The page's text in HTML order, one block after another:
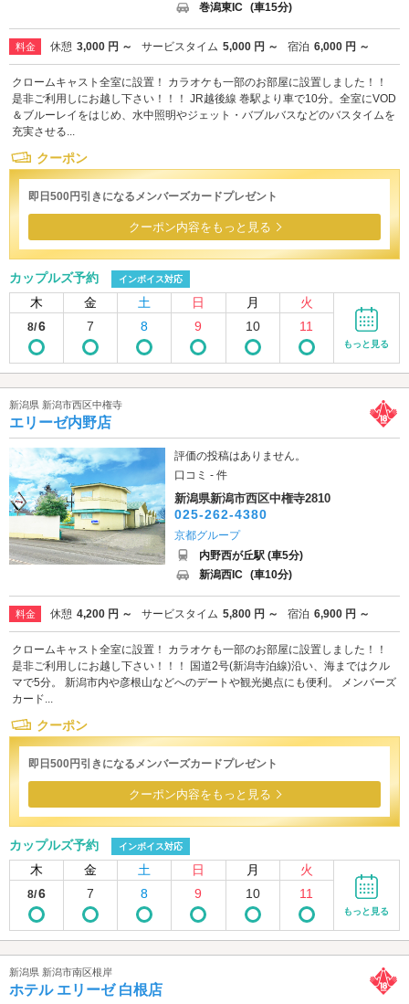
巻潟東IC (車15分)
料金 休憩 3,000 円 ～ サービスタイム 5,000 円 ～ 宿泊 6,000 円 ～
クロームキャスト全室に設置！ カラオケも一部のお部屋に設置しました！！
是非ご利用しにお越し下さい！！！ JR越後線 巻駅より車で10分。全室にVOD
＆ブルーレイをはじめ、水中照明やジェット・バブルバスなどのバスタイムを
充実させる...
クーポン
即日500円引きになるメンバーズカードプレゼント
クーポン内容をもっと見る
カップルズ予約 インボイス対応
木 金 土 日 月 火
8/6 7 8 9 10 11
もっと見る
新潟県 新潟市西区中権寺
エリーゼ内野店
評価の投稿はありません。
口コミ - 件
新潟県新潟市西区中権寺2810
025-262-4380
京都グループ
内野西が丘駅 (車5分)
新潟西IC (車10分)
料金 休憩 4,200 円 ～ サービスタイム 5,800 円 ～ 宿泊 6,900 円 ～
クロームキャスト全室に設置！ カラオケも一部のお部屋に設置しました！！
是非ご利用しにお越し下さい！！！ 国道2号(新潟寺泊線)沿い、海まではクル
マで5分。 新潟市内や彦根山などへのデートや観光拠点にも便利。 メンバーズ
カード...
クーポン
即日500円引きになるメンバーズカードプレゼント
クーポン内容をもっと見る
カップルズ予約 インボイス対応
木 金 土 日 月 火
8/6 7 8 9 10 11
もっと見る
新潟県 新潟市南区根岸
ホテル エリーゼ 白根店